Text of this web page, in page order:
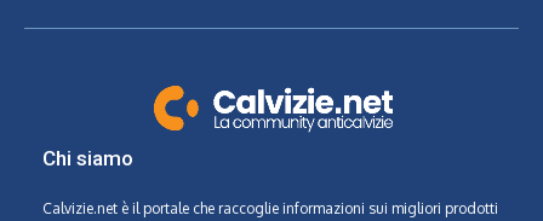
Chi siamo
Calvizie.net è il portale che raccoglie informazioni sui migliori prodotti